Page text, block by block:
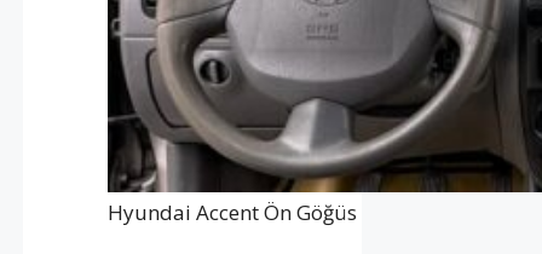
Hyundai Accent Ön Göğüs